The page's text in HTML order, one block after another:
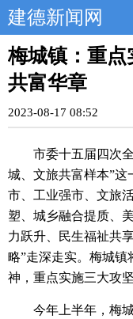
建德新闻网
梅城镇：重点
共富华章
2023-08-17 08:52
市委十五届四次
城、文旅共富样本”这
市、工业强市、文旅
塑、城乡融合提质、
力跃升、民生福祉共
略”走深走实。梅城
神，重点实施三大攻
今年上半年，梅